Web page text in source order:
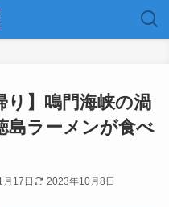
り】鳴門海峡の渦
島ラーメンが食べ
17日 2023年10月8日